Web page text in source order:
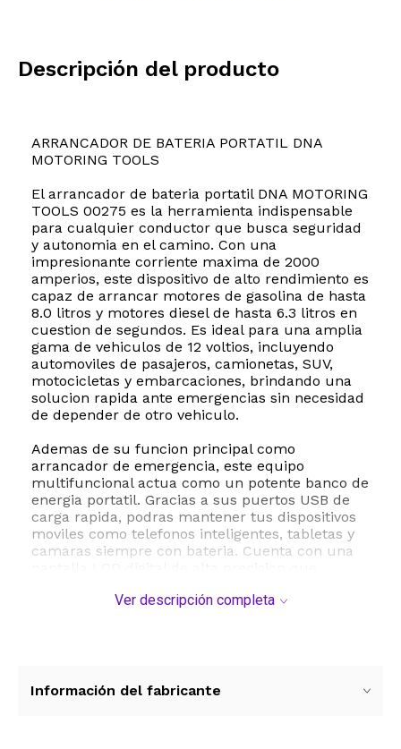
Descripción del producto
ARRANCADOR DE BATERIA PORTATIL DNA
MOTORING TOOLS
El arrancador de bateria portatil DNA MOTORING
TOOLS 00275 es la herramienta indispensable
para cualquier conductor que busca seguridad
y autonomia en el camino. Con una
impresionante corriente maxima de 2000
amperios, este dispositivo de alto rendimiento es
capaz de arrancar motores de gasolina de hasta
8.0 litros y motores diesel de hasta 6.3 litros en
cuestion de segundos. Es ideal para una amplia
gama de vehiculos de 12 voltios, incluyendo
automoviles de pasajeros, camionetas, SUV,
motocicletas y embarcaciones, brindando una
solucion rapida ante emergencias sin necesidad
de depender de otro vehiculo.
Ademas de su funcion principal como
arrancador de emergencia, este equipo
multifuncional actua como un potente banco de
energia portatil. Gracias a sus puertos USB de
carga rapida, podras mantener tus dispositivos
moviles como telefonos inteligentes, tabletas y
camaras siempre con bateria. Cuenta con una
disponible de 0 a 100 por ciento, asegurando
o de baja visibilidad, incorpora una linterna LED
Ver descripción completa
Información del fabricante